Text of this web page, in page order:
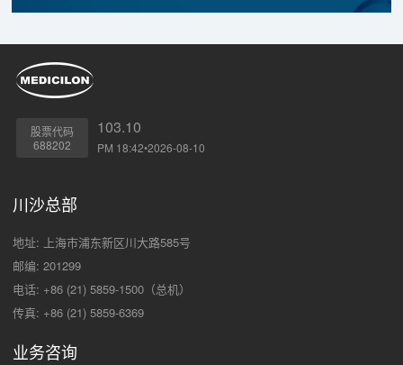
股票代码
688202
103.10
PM 18:42•2026-08-10
川沙总部
地址: 上海市浦东新区川大路585号
邮编: 201299
电话: +86 (21) 5859-1500（总机）
传真: +86 (21) 5859-6369
业务咨询